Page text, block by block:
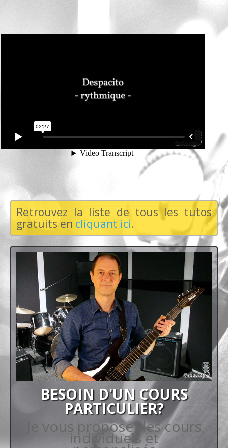
Retrouvez la liste de tous les tutos
gratuits en cliquant ici.
BESOIN D'UN COURS
PARTICULIER?
Je vous propose des cours
individuels et